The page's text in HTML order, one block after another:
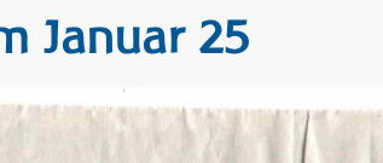
Januar 25